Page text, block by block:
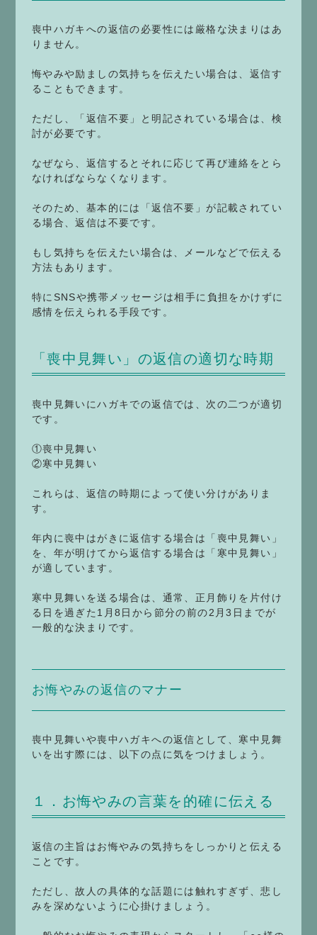
喪中ハガキへの返信の必要性には厳格な決まりはあ
りません。
悔やみや励ましの気持ちを伝えたい場合は、返信す
ることもできます。
ただし、「返信不要」と明記されている場合は、検
討が必要です。
なぜなら、返信するとそれに応じて再び連絡をとら
なければならなくなります。
そのため、基本的には「返信不要」が記載されてい
る場合、返信は不要です。
もし気持ちを伝えたい場合は、メールなどで伝える
方法もあります。
特にSNSや携帯メッセージは相手に負担をかけずに
感情を伝えられる手段です。
「喪中見舞い」の返信の適切な時期
喪中見舞いにハガキでの返信では、次の二つが適切
です。
①喪中見舞い
②寒中見舞い
これらは、返信の時期によって使い分けがありま
す。
年内に喪中はがきに返信する場合は「喪中見舞い」
を、年が明けてから返信する場合は「寒中見舞い」
が適しています。
寒中見舞いを送る場合は、通常、正月飾りを片付け
る日を過ぎた1月8日から節分の前の2月3日までが
一般的な決まりです。
お悔やみの返信のマナー
喪中見舞いや喪中ハガキへの返信として、寒中見舞
いを出す際には、以下の点に気をつけましょう。
１．お悔やみの言葉を的確に伝える
返信の主旨はお悔やみの気持ちをしっかりと伝える
ことです。
ただし、故人の具体的な話題には触れすぎず、悲し
みを深めないように心掛けましょう。